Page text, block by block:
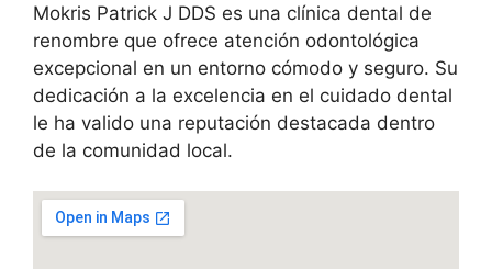
Mokris Patrick J DDS es una clínica dental de
renombre que ofrece atención odontológica
excepcional en un entorno cómodo y seguro. Su
dedicación a la excelencia en el cuidado dental
le ha valido una reputación destacada dentro
de la comunidad local.